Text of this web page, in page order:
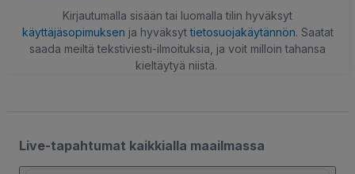
Kirjautumalla sisään tai luomalla tilin hyväksyt
käyttäjäsopimuksen ja hyväksyttietosuojakäytännön. Saatat
saada meiltä tekstiviesti-ilmoituksia, ja voit milloin tahansa
kieltäytyä niistä.
Live-tapahtumat kaikkialla maailmassa